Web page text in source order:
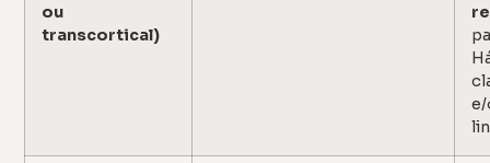
ou
transcortical)
e/